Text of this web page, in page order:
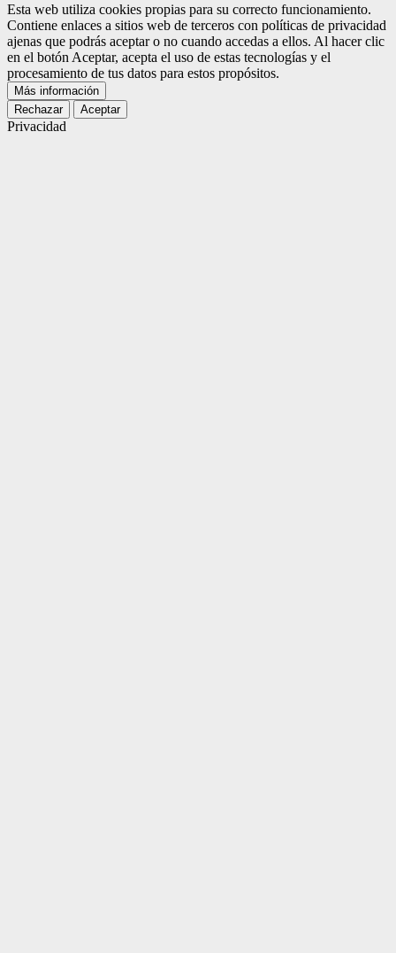
Esta web utiliza cookies propias para su correcto funcionamiento.
Contiene enlaces a sitios web de terceros con políticas de privacidad
ajenas que podrás aceptar o no cuando accedas a ellos. Al hacer clic
en el botón Aceptar, acepta el uso de estas tecnologías y el
procesamiento de tus datos para estos propósitos.
Más información
Rechazar
Aceptar
Privacidad